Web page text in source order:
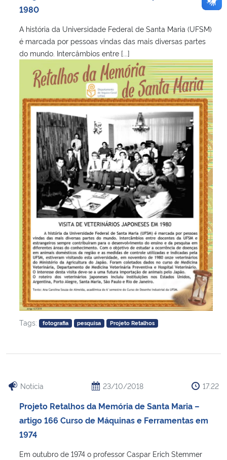
1980
A história da Universidade Federal de Santa Maria (UFSM)
é marcada por pessoas vindas das mais diversas partes
do mundo. Intercâmbios entre [...]
Tags: fotografia pesquisa Projeto Retalhos
Notícia 23/10/2018 17:22
Projeto Retalhos da Memória de Santa Maria –
artigo 166 Curso de Máquinas e Ferramentas em
1974
Em outubro de 1974 o professor Caspar Erich Stemmer